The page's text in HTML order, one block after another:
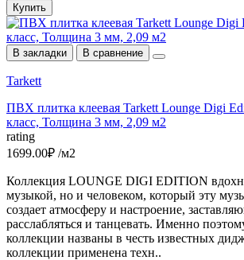
Купить
В закладки В сравнение
Tarkett
ПВХ плитка клеевая Tarkett Lounge Digi
класс, Толщина 3 мм, 2,09 м2
rating
1699.00₽ /м2
Коллекция LOUNGE DIGI EDITION
музыкой, но и человеком, который эту
создает атмосферу и настроение,
расслабляться и танцевать. Именно
коллекции названы в честь известных
коллекции применена техн..